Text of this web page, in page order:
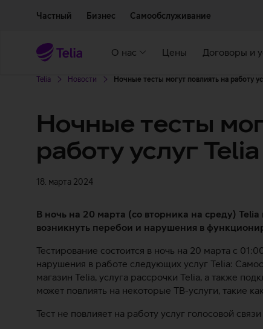
Частный Бизнес Самообслуживание
О нас Цены Договоры и
Telia Новости Ночные тесты могут повлиять на работу
Ночные тесты
работу услуг Telia
18. марта 2024
В ночь на 20 марта (со вторника на среду)
возникнуть перебои и нарушения в
Тестирование состоится в ночь на 20 марта с
нарушения в работе следующих услуг Telia:
магазин Telia, услуга рассрочки Telia, а также
может повлиять на некоторые ТВ-услуги, такие
Тест не повлияет на работу услуг голосовой